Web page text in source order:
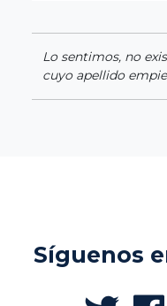
Lo sentimos, no
cuyo apellido
Síguenos